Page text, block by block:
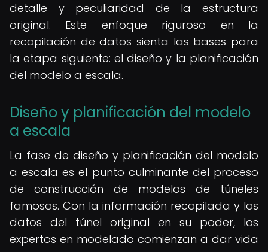
detalle y peculiaridad de la estructura
original. Este enfoque riguroso en la
recopilación de datos sienta las bases para
la etapa siguiente: el diseño y la planificación
del modelo a escala.
Diseño y planificación del modelo
a escala
La fase de diseño y planificación del modelo
a escala es el punto culminante del proceso
de construcción de modelos de túneles
famosos. Con la información recopilada y los
datos del túnel original en su poder, los
expertos en modelado comienzan a dar vida